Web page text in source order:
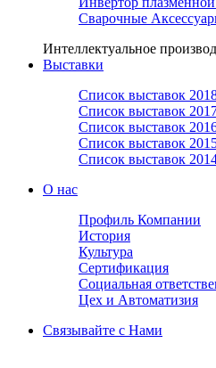
Сварочные
Интеллектуальное
Выставки
Список выставок
Список выставок
Список выставок
Список выставок
Список выставок
О нас
Профиль Компании
История
Культура
Сертификация
Социальная
Цех и Автоматизия
Связывайте с Нами